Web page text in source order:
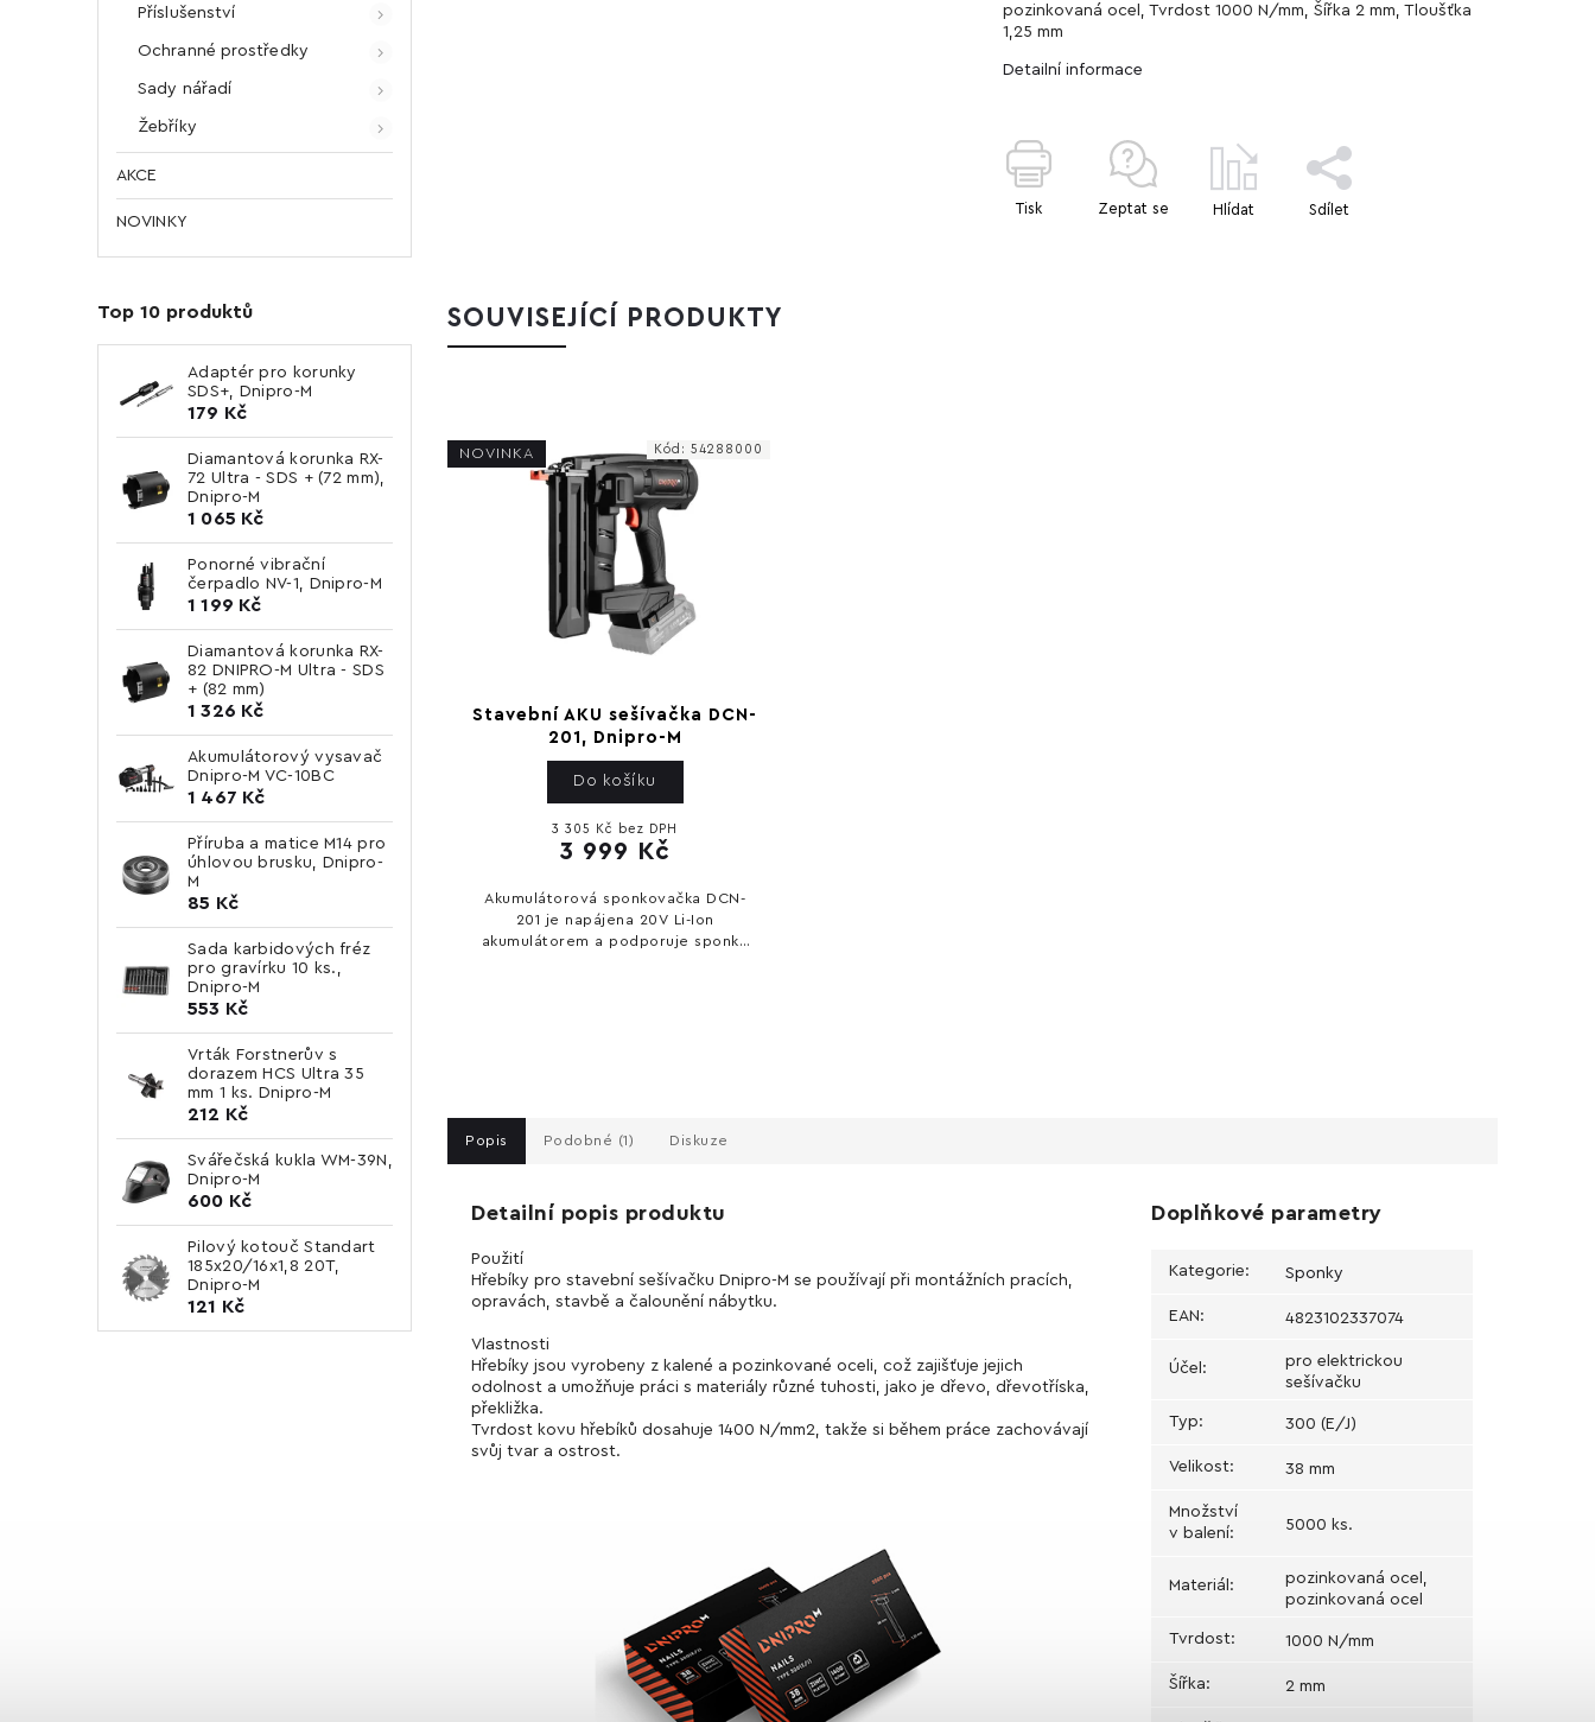
Příslušenství
Ochranné prostředky
Sady nářadí
Žebříky
AKCE
NOVINKY
Top 10 produktů
Adaptér pro korunky
SDS+, Dnipro-M
179 Kč
Diamantová korunka RX-
72 Ultra - SDS + (72 mm),
Dnipro-M
1 065 Kč
Ponorné vibrační
čerpadlo NV-1, Dnipro-M
1 199 Kč
Diamantová korunka RX-
82 DNIPRO-M Ultra - SDS
+ (82 mm)
1 326 Kč
Akumulátorový vysavač
Dnipro-M VC-10BC
1 467 Kč
Příruba a matice M14 pro
úhlovou brusku, Dnipro-
M
85 Kč
Sada karbidových fréz
pro gravírku 10 ks.,
Dnipro-M
553 Kč
Vrták Forstnerův s
dorazem HCS Ultra 35
mm 1 ks. Dnipro-M
212 Kč
Svářečská kukla WM-39N,
Dnipro-M
600 Kč
Pilový kotouč Standart
185x20/16x1,8 20T,
Dnipro-M
121 Kč
pozinkovaná ocel, Tvrdost 1000 N/mm, Šířka 2 mm, Tloušťka
1,25 mm
Detailní informace
Tisk Zeptat se Hlídat Sdílet
Popis Podobné (1) Diskuze
Detailní popis produktu
Použití
Hřebíky pro stavební sešívačku Dnipro-M se používají při montážních pracích,
opravách, stavbě a čalounění nábytku.
Vlastnosti
Hřebíky jsou vyrobeny z kalené a pozinkované oceli, což zajišťuje jejich
odolnost a umožňuje práci s materiály různé tuhosti, jako je dřevo, dřevotříska,
překližka.
Tvrdost kovu hřebíků dosahuje 1400 N/mm2, takže si během práce zachovávají
svůj tvar a ostrost.
Doplňkové parametry
Kategorie: Sponky
EAN: 4823102337074
Účel :
pro elektrickou
sešívačku
Typ: 300 (E/J)
Velikost: 38 mm
Množství
v balení: 5000 ks.
Materiál :
pozinkovaná ocel,
pozinkovaná ocel
Tvrdost: 1000 N/mm
Šířka: 2 mm
SOUVISEJÍCÍ PRODUKTY
NOVINKA
Stavební AKU sešívačka DCN-
201, Dnipro-M
3 305 Kč bez DPH
3 999 Kč
Do košíku
Akumulátorová sponkovačka DCN-
201 je napájena 20V Li-Ion
akumulátorem a podporuje sponky
Kód: 54288000